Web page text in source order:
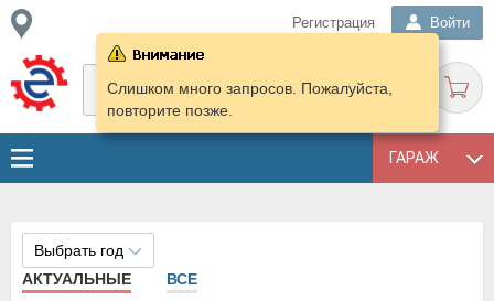
Регистрация Войти
ГАРАЖ
Слишком много запросов. Пожалуйста,
повторите позже.
Выбрать год
АКТУАЛЬНЫЕ
ВСЕ